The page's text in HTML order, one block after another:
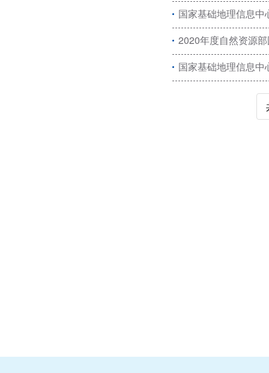
国家基础地理信息
2020年度自然资源
国家基础地理信息中